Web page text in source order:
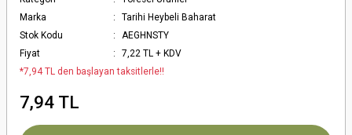
Marka
Tarihi Heybeli Baharat
Stok Kodu
AEGHNSTY
Fiyat
7,22 TL + KDV
*7,94 TL den başlayan taksitlerle!!
7,94 TL